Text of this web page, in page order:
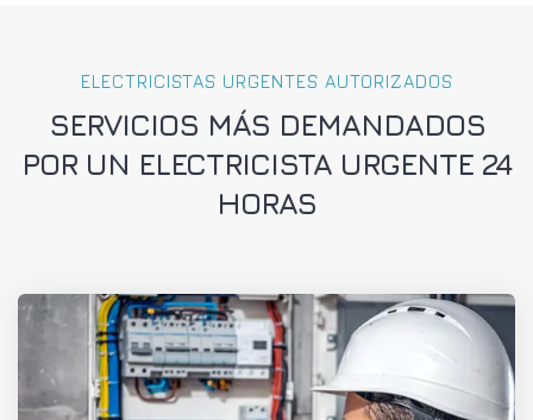
ELECTRICISTAS URGENTES AUTORIZADOS
SERVICIOS MÁS DEMANDADOS
POR UN ELECTRICISTA URGENTE 24
HORAS